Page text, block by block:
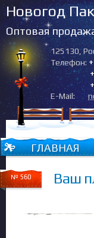
Новогод Пак
Оптовая
125130,
Телефон:
E-Mail:
ГЛАВНАЯ
№ 560 Ваш